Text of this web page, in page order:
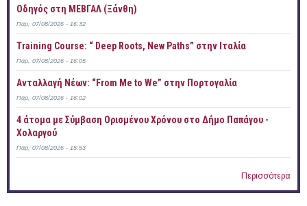
Οδηγός στη ΜΕΒΓΑΛ (Ξάνθη)
Παρ, 07/08/2026 - 16:32
Training Course: “ Deep Roots, New Paths” στην Ιταλία
Παρ, 07/08/2026 - 16:05
Ανταλλαγή Νέων: “From Me to We” στην Πορτογαλία
Παρ, 07/08/2026 - 16:02
4 άτομα με Σύμβαση Ορισμένου Χρόνου στο Δήμο Παπάγου -
Χολαργού
Παρ, 07/08/2026 - 15:53
Περισσότερα